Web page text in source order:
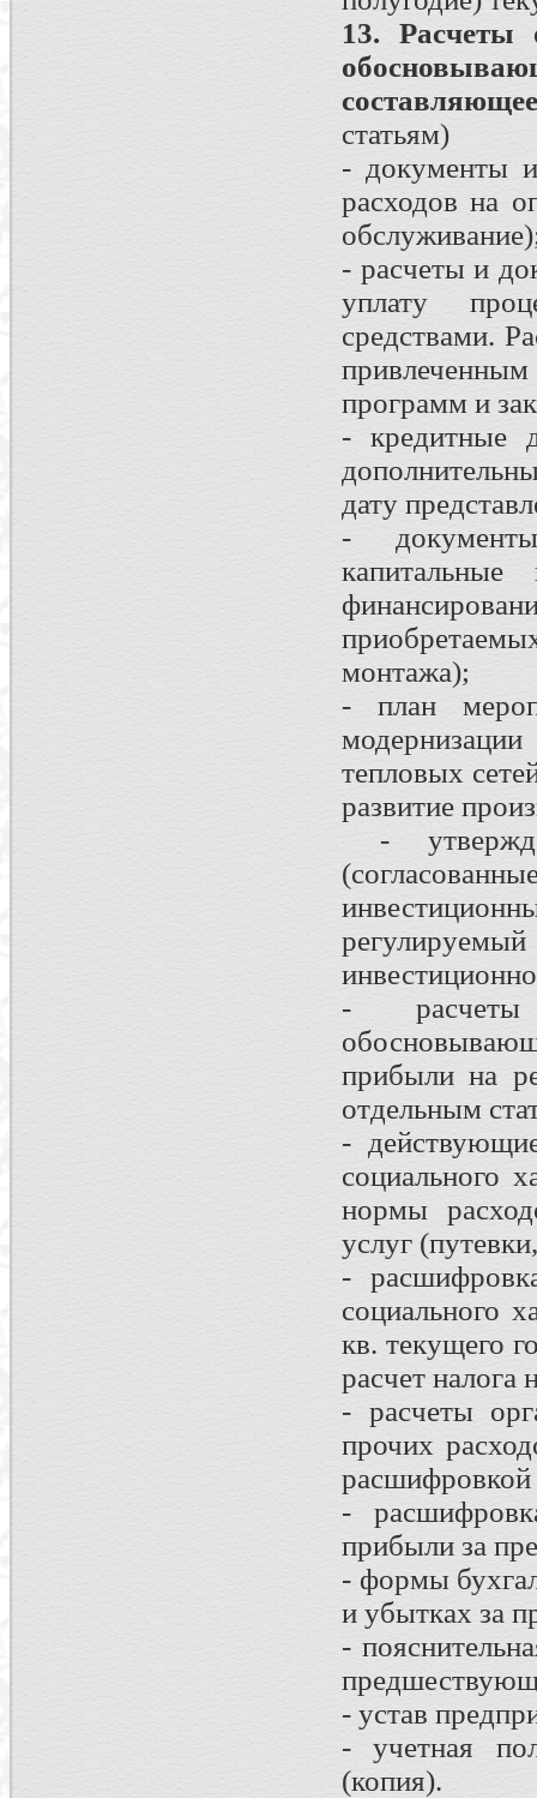
13. Расчеты
составляющее
статьям)
- документы
расходов на
- расчеты и
уплату
средствами.
программ и
- кредитные
дату
-
монтажа);
- план
тепловых
развитие
-
- расчеты
прибыли на
отдельным
-
социального
нормы
услуг
-
социального
кв. текущего
расчет налога
- расчеты
прочих
расшифровкой
-
прибыли за
- формы
и убытках за
-
- устав
- учетная
(копия).